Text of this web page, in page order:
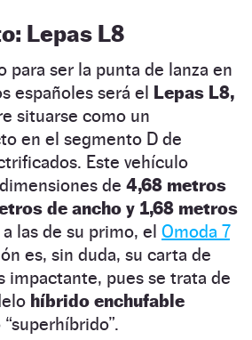
Lepas L8
para ser la punta de lanza en
españoles será el Lepas L8,
situarse como un
en el segmento D de
Este vehículo
de 4,68 metros
de ancho y 1,68 metros
las de su primo, el Omoda 7
es, sin duda, su carta de
impactante, pues se trata de
híbrido enchufable